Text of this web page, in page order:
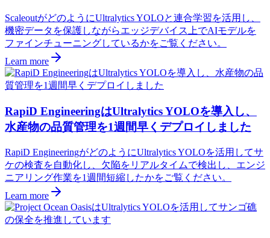
ScaleoutがどのようにUltralytics YOLOと連合学習を活用し、
機密データを保護しながらエッジデバイス上でAIモデルを
ファインチューニングしているかをご覧ください。
Learn more
RapiD EngineeringはUltralytics YOLOを導入し、
水産物の品質管理を1週間早くデプロイしました
RapiD EngineeringがどのようにUltralytics YOLOを活用してサ
ケの検査を自動化し、欠陥をリアルタイムで検出し、エンジ
ニアリング作業を1週間短縮したかをご覧ください。
Learn more